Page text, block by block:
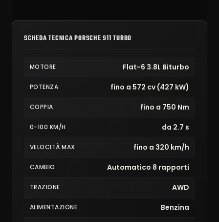
SCHEDA TECNICA PORSCHE 911 TURBO
MOTORE Flat-6 3.8L Biturbo
POTENZA fino a 572 cv (427 kW)
COPPIA fino a 750 Nm
0-100 KM/H da 2.7 s
VELOCITÀ MAX fino a 320 km/h
CAMBIO Automatico 8 rapporti
TRAZIONE AWD
ALIMENTAZIONE Benzina